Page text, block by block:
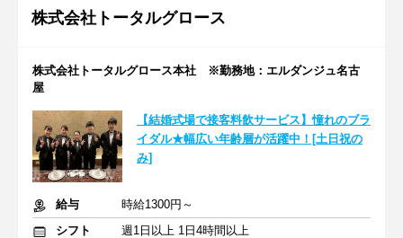
株式会社トータルグロース
株式会社トータルグロース本社 ※勤務地：エルダンジュ名古
屋
【結婚式場で接客料飲サービス】憧れのブラ
イダル★幅広い年齢層が活躍中！[土日祝の
み]
給与
時給1300円～
シフト
週1日以上 1日4時間以上